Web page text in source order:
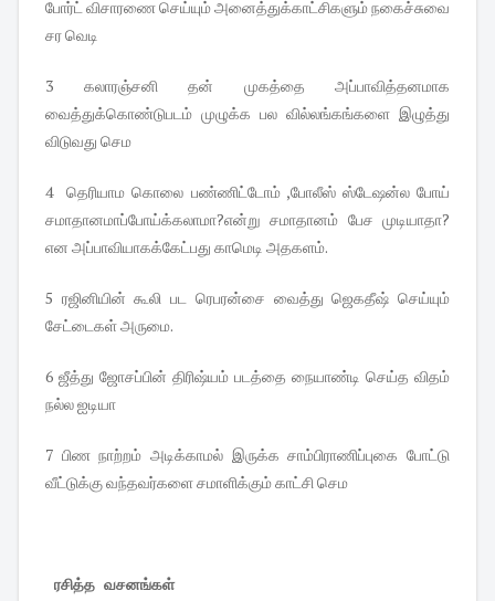
போர்ட் விசாரணை செய்யும் அனைத்துக்காட்சிகளும் நகைச்சுவை
சர வெடி
3 கலாரஞ்சனி தன் முகத்தை அப்பாவித்தனமாக
வைத்துக்கொண்டுபடம் முழுக்க பல வில்லங்கங்களை இழுத்து
விடுவது செம
4 தெரியாம கொலை பண்ணிட்டோம் ,போலீஸ் ஸ்டேஷன்ல போய்
சமாதானமாப்போய்க்கலாமா?என்று சமாதானம் பேச முடியாதா?
என அப்பாவியாகக்கேட்பது காமெடி அதகளம்.
5 ரஜினியின் கூலி பட ரெபரன்சை வைத்து ஜெகதீஷ் செய்யும்
சேட்டைகள் அருமை.
6 ஜீத்து ஜோசப்பின் திரிஷ்யம் படத்தை நையாண்டி செய்த விதம்
நல்ல ஐடியா
7 பிண நாற்றம் அடிக்காமல் இருக்க சாம்பிராணிப்புகை போட்டு
வீட்டுக்கு வந்தவர்களை சமாளிக்கும் காட்சி செம
ரசித்த வசனங்கள்